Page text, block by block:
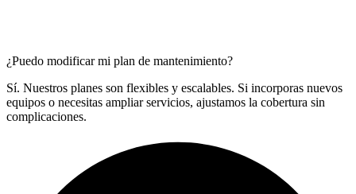
¿Puedo modificar mi plan de mantenimiento?
Sí. Nuestros planes son flexibles y escalables. Si incorporas nuevos
equipos o necesitas ampliar servicios, ajustamos la cobertura sin
complicaciones.